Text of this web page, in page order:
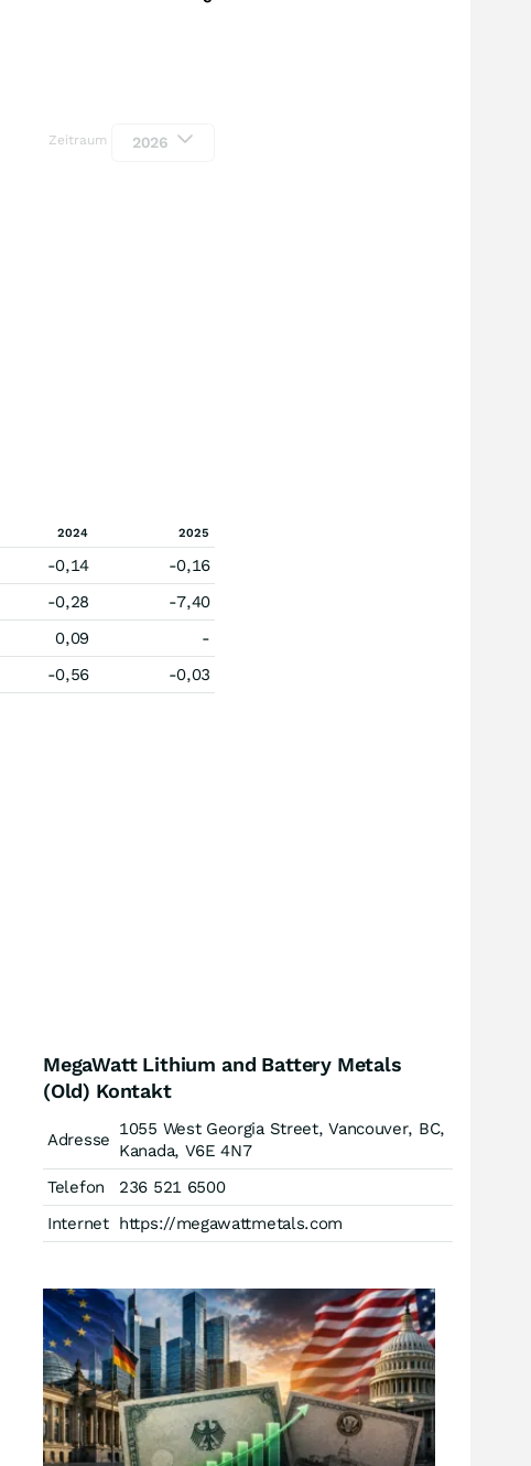
Zeitraum 2026
2024 2025
-0,14
-0,16
-0,28
-7,40
0,09
-
-0,56 -0,03
MegaWatt Lithium and Battery Metals
(Old) Kontakt
Adresse
1055 West Georgia Street, Vancouver, BC,
Kanada, V6E 4N7
Telefon
236 521 6500
Internet https://megawattmetals.com